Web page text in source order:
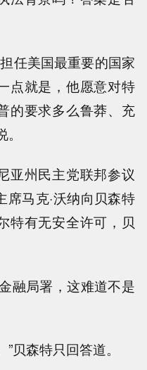
任美国最重要的国家
点就是，他愿意对特
的要求多么鲁莽、充
亚州民主党联邦参议
席马克·沃纳向贝森特
特有无安全许可，贝
融局署，这难道不是
贝森特只回答道。